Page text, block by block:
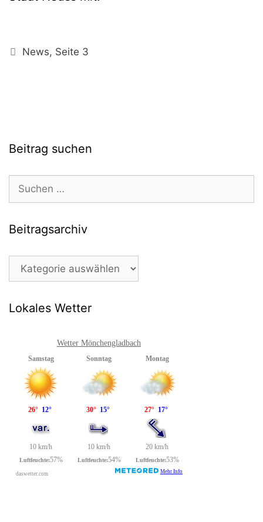
Kategorien
News, Seite 3
Beitrag suchen
nach:
Beitragsarchiv
Beitragsarchiv
Lokales Wetter
Wetter Mönchengladbach